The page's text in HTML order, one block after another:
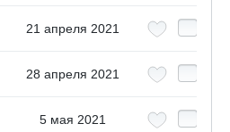
21 апреля 2021
28 апреля 2021
5 мая 2021